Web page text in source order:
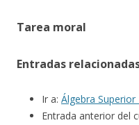
Tarea moral
Entradas
Ir a: Álgebra Superior
Entrada anterior del